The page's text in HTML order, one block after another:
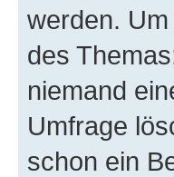
werden.
des
niemand
Umfrage
schon ein